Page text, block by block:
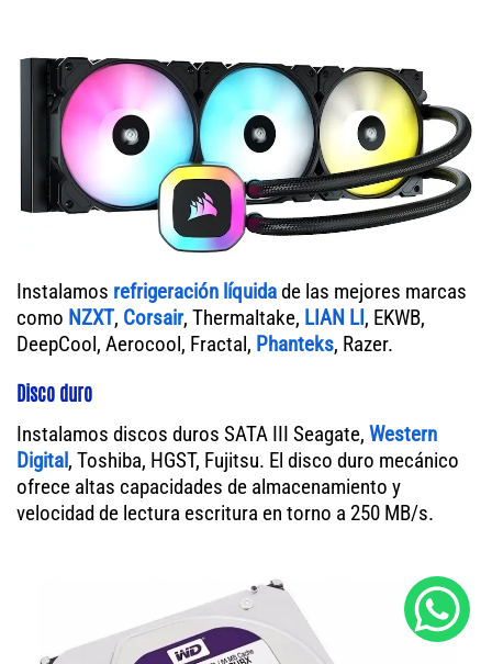
Instalamos refrigeración líquidade las mejores marcas
como NZXT, Corsair, Thermaltake, LIAN LI, EKWB,
DeepCool, Aerocool, Fractal, Phanteks, Razer.
Disco duro
Instalamos discos duros SATA III Seagate, Western
Digital, Toshiba, HGST, Fujitsu. El disco duro mecánico
ofrece altas capacidades de almacenamiento y
velocidad de lectura escritura en torno a 250 MB/s.